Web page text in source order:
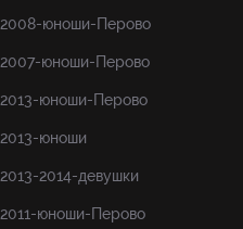
2008-юноши-Перово
2007-юноши-Перово
2013-юноши-Перово
2013-юноши
2013-2014-девушки
2011-юноши-Перово